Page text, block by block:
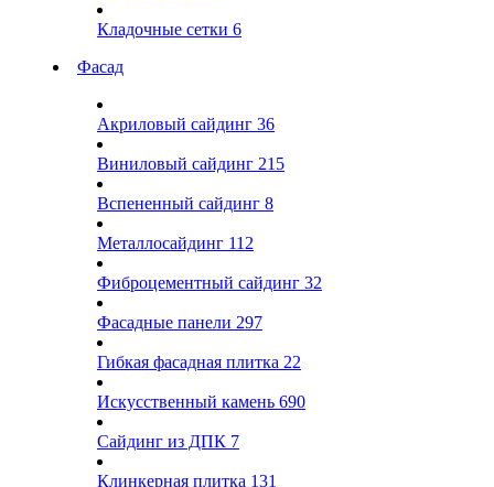
Кладочные сетки 6
Фасад
Акриловый сайдинг 36
Виниловый сайдинг 215
Вспененный сайдинг 8
Металлосайдинг 112
Фиброцементный сайдинг 32
Фасадные панели 297
Гибкая фасадная плитка 22
Искусственный камень 690
Сайдинг из ДПК 7
Клинкерная плитка 131